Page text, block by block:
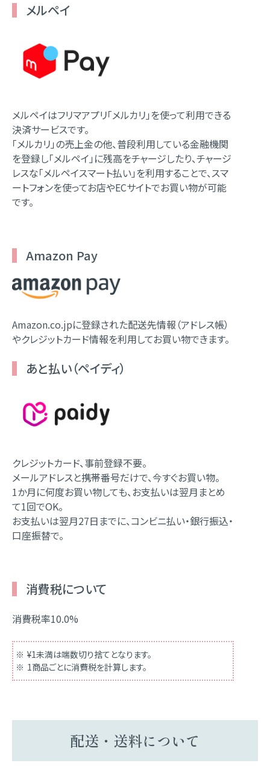
メルペイ
メルペイはフリマアプリ「メルカリ」を使って利用できる
決済サービスです。
「メルカリ」の売上金の他、普段利用している金融機関
を登録し「メルペイ」に残高をチャージしたり、チャージ
レスな「メルペイスマート払い」を利用することで、スマ
ートフォンを使ってお店やECサイトでお買い物が可能
です。
Amazon Pay
Amazon.co.jpに登録された配送先情報（アドレス帳）
やクレジットカード情報を利用してお買い物できます。
あと払い（ペイディ）
クレジットカード、事前登録不要。
メールアドレスと携帯番号だけで、今すぐお買い物。
1か月に何度お買い物しても、お支払いは翌月まとめ
て1回でOK。
お支払いは翌月27日までに、コンビニ払い・銀行振込・
口座振替で。
消費税について
消費税率10.0%
¥1未満は端数切り捨てとなります。
1商品ごとに消費税を計算します。
配送・送料について